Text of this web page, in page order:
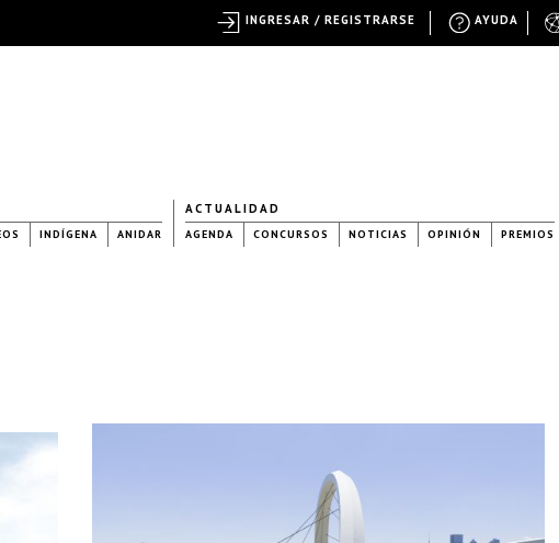
INDÍGENA ANIDAR
ACTUALIDAD
AGENDA CONCURSOS NOTICIAS OPINIÓN PREMIOS
AYUDA
INGRESAR / REGISTRARSE